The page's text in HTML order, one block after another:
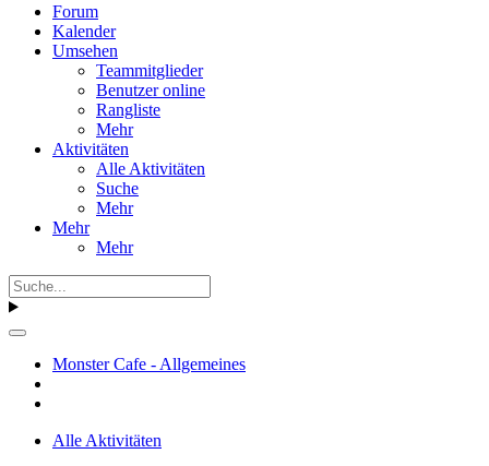
Forum
Kalender
Umsehen
Teammitglieder
Benutzer online
Rangliste
Mehr
Aktivitäten
Alle Aktivitäten
Suche
Mehr
Mehr
Mehr
Monster Cafe - Allgemeines
Alle Aktivitäten